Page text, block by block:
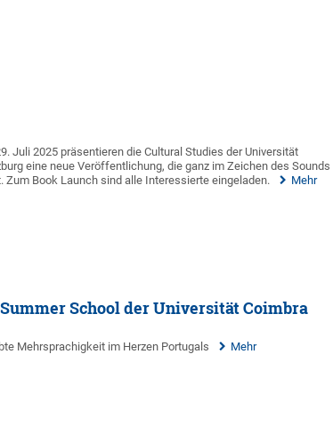
Juli 2025 präsentieren die Cultural Studies der Universität
eine neue Veröffentlichung, die ganz im Zeichen des Sounds
Zum Book Launch sind alle Interessierte eingeladen.
Mehr
School der Universität Coimbra
Mehrsprachigkeit im Herzen Portugals Mehr